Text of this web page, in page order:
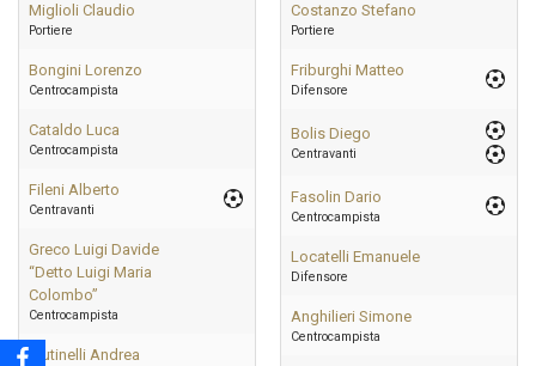
Miglioli Claudio
Portiere
Bongini Lorenzo
Centrocampista
Cataldo Luca
Centrocampista
Fileni Alberto
Centravanti
Greco Luigi Davide
“Detto Luigi Maria
Colombo”
Centrocampista
Mutinelli Andrea
Costanzo Stefano
Portiere
Friburghi Matteo
Difensore
Bolis Diego
Centravanti
Fasolin Dario
Centrocampista
Locatelli Emanuele
Difensore
Anghilieri Simone
Centrocampista